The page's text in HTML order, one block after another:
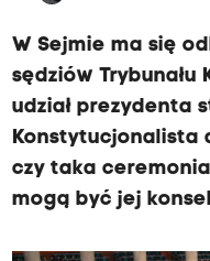
W Sejmie ma się
sędziów
udział prezydenta
Konstytucjonalista
czy taka
mogą być jej